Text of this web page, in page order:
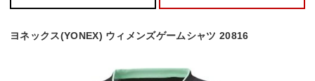
ヨネックス(YONEX) ウィメンズゲームシャツ 20816